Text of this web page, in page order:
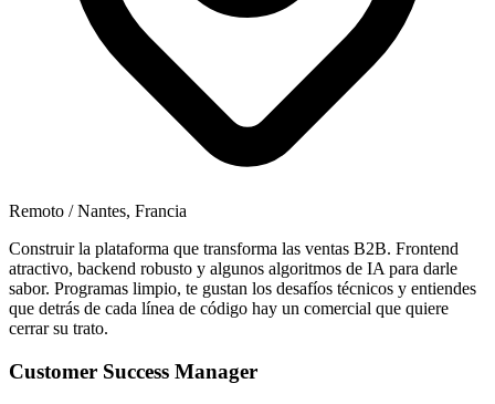
Remoto / Nantes, Francia
Construir la plataforma que transforma las ventas B2B. Frontend
atractivo, backend robusto y algunos algoritmos de IA para darle
sabor. Programas limpio, te gustan los desafíos técnicos y entiendes
que detrás de cada línea de código hay un comercial que quiere
cerrar su trato.
Customer Success Manager